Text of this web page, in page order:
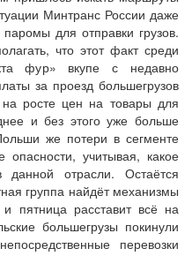
Минтранс России даже
для отправки грузов.
что этот факт среди
фур» вкупе с недавно
за проезд большегрузов
росте цен на товары для
и без этого уже больше
же потери в сегменте
опасности, учитывая, какое
данной отрасли. Остаётся
группа найдёт механизмы
пятница расставит всё на
большегрузы покинули
перевозки